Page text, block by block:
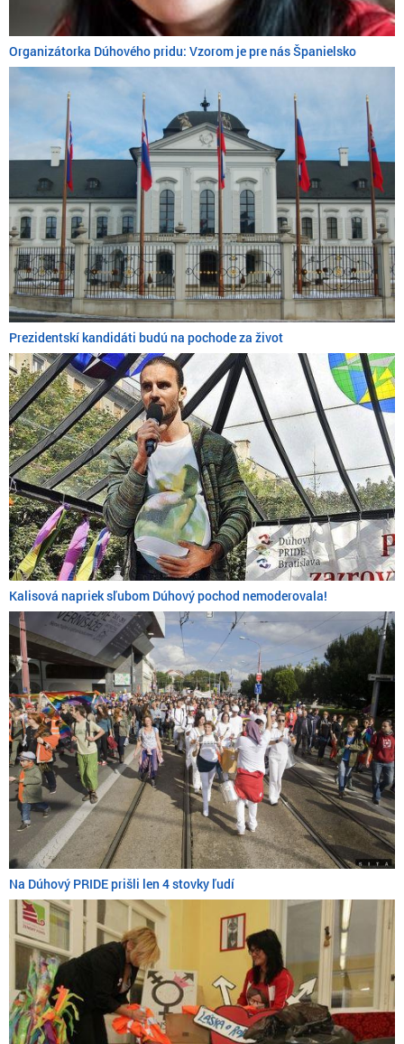
Organizátorka Dúhového pridu: Vzorom je pre nás Španielsko
Prezidentskí kandidáti budú na pochode za život
Kalisová napriek sľubom Dúhový pochod nemoderovala!
Na Dúhový PRIDE prišli len 4 stovky ľudí